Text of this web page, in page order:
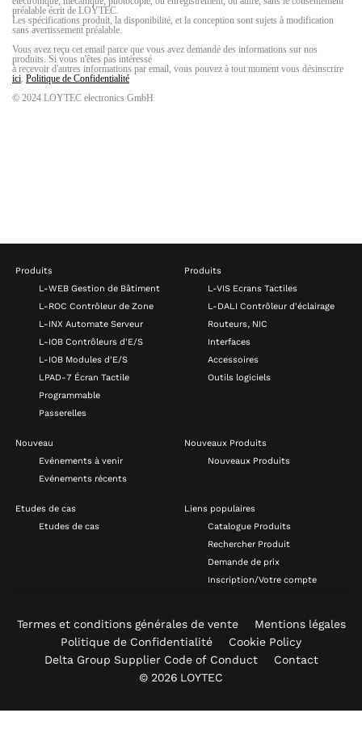
Produits
L-WEB Gestion de Bâtiment
L-ROC Contrôleur de Zone
L-INX Automate Serveur
L-IOB Contrôleurs d'E/S
L-IOB Modules d'E/S
LPAD-7 Écran Tactile
Programmable
Passerelles
Produits
L-VIS Ecrans Tactiles
L-DALI Contrôleur d'éclairage
Routeurs, NIC
Interfaces
Accessoires
Outils logiciels
Nouveau
Evénements à venir
Evénements récents
Nouveaux Produits
Nouveaux Produits
Etudes de cas
Etudes de cas
Liens populaires
Catalogue Produits
Rechercher Produit
Demande de prix
Inscription/Votre compte
Termes et conditions générales de vente
Mentions légales
Politique de Confidentialité
Cookie Policy
Delta Group Supplier Code of Conduct
Contact
© 2026 LOYTEC